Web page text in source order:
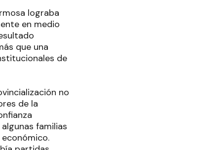
lograba
en medio
que una
de
no
de la
familias